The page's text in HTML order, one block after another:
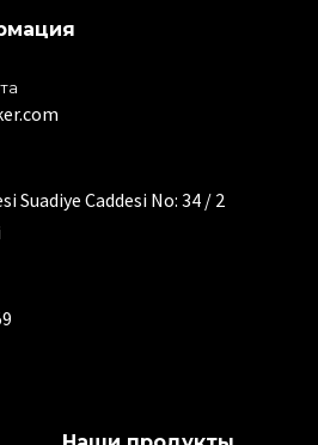
Suadiye Caddesi No: 34 / 2